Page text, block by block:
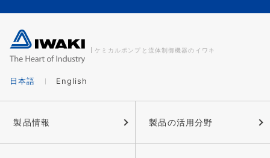
ケミカルポンプと流体制御機器のイワキ
日本語 English
製品情報 製品の活用分野